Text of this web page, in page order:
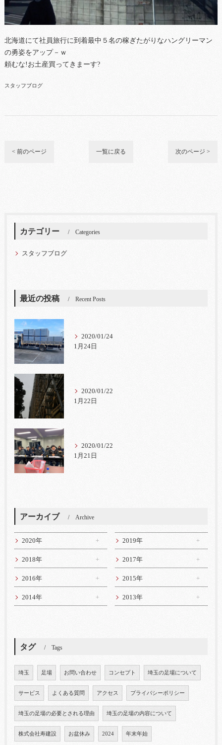
北海道にて社員旅行に到着最中５名の稼ぎたがりなハングリーマン
の勇姿をアップ－ｗ
頼むな!お土産買ってきまーす?
スタッフブログ
< 前のページ 一覧に戻る 次のページ >
カテゴリー Categories
スタッフブログ
最近の投稿 Recent Posts
2020/01/24
1月24日
2020/01/22
1月22日
2020/01/22
1月21日
アーカイブ Archive
2020年 2019年
2018年 2017年
2016年 2015年
2014年 2013年
タグ Tags
埼玉 足場 お問い合わせ コンセプト 埼玉の足場について
サービス よくある質問 アクセス プライバシーポリシー
埼玉の足場の必要とされる理由 埼玉の足場の内容について
株式会社寿建設 お盆休み 2024 年末年始